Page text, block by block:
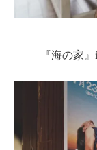
『海の家